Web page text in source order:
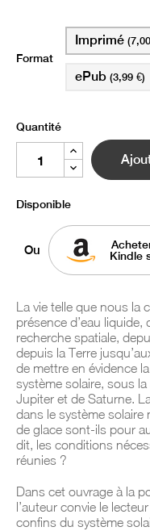
Format
Imprimé
ePub (3,99 €)
Quantité
Disponible
Ou
Kindle
La vie telle que nous
présence d’eau liquide,
recherche spatiale,
depuis la Terre
de mettre en évidence
système solaire, sous
Jupiter et de Saturne.
dans le système solaire
de glace sont-ils pour
dit, les conditions
réunies ?
Dans cet ouvrage à la
l’auteur convie le
confins du système